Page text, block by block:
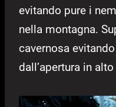
evitando pure i
nella montagna.
cavernosa
dall’apertura in